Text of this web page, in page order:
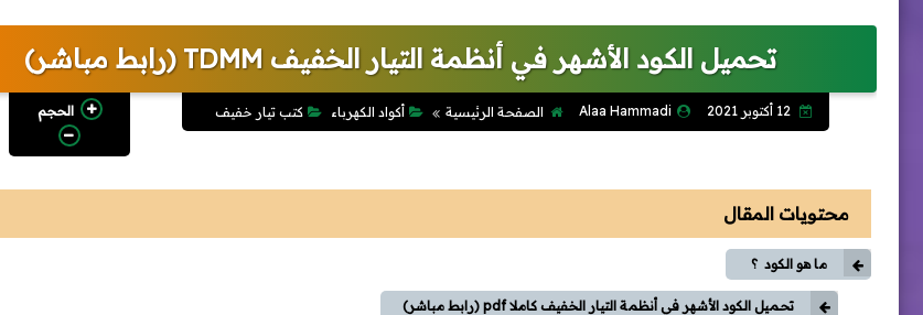
تحميل الكود الأشهر في أنظمة التيار الخفيف TDMM (رابط مباشر)
12 أكتوبر 2021 Alaa Hammadi الصفحة الرئيسية أكواد الكهرباء كتب تيار خفيف الحجم
محتويات المقال
ما هو الكود ؟
تحميل الكود الأشهر في أنظمة التيار الخفيف كاملا pdf (رابط مباشر)